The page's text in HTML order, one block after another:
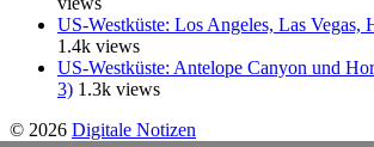
US-Westküste: Los Angeles, Las Vegas,
1.4k views
US-Westküste: Antelope Canyon und
3) 1.3k views
© 2026 Digitale Notizen